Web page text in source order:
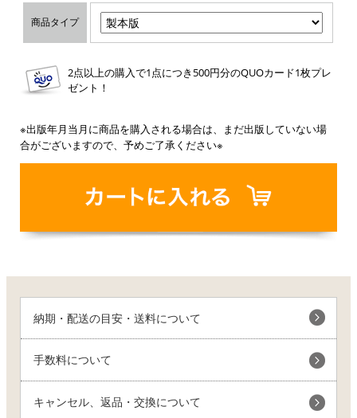
商品タイプ
2点以上の購入で1点につき500円分のQUOカード1枚プレ
ゼント！
※出版年月当月に商品を購入される場合は、まだ出版していない場
合がございますので、予めご了承ください※
納期・配送の目安・送料について
手数料について
キャンセル、返品・交換について